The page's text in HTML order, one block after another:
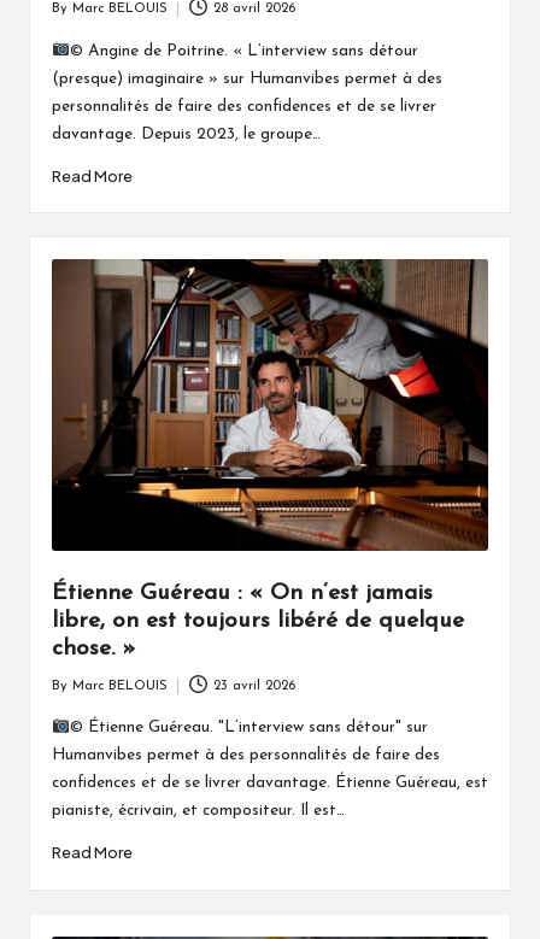
by
By Marc BELOUIS 28 avril 2026
© Angine de Poitrine. « L’interview sans détour
(presque) imaginaire » sur Humanvibes permet à des
personnalités de faire des confidences et de se livrer
davantage. Depuis 2023, le groupe…
Read More
Étienne Guéreau : « On n’est jamais
libre, on est toujours libéré de quelque
chose. »
Posted
by
By Marc BELOUIS 23 avril 2026
© Étienne Guéreau. "L’interview sans détour" sur
Humanvibes permet à des personnalités de faire des
confidences et de se livrer davantage. Étienne Guéreau, est
pianiste, écrivain, et compositeur. Il est…
Read More